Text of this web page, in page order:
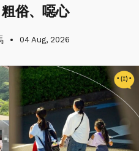
俗、噁心
04 Aug, 2026